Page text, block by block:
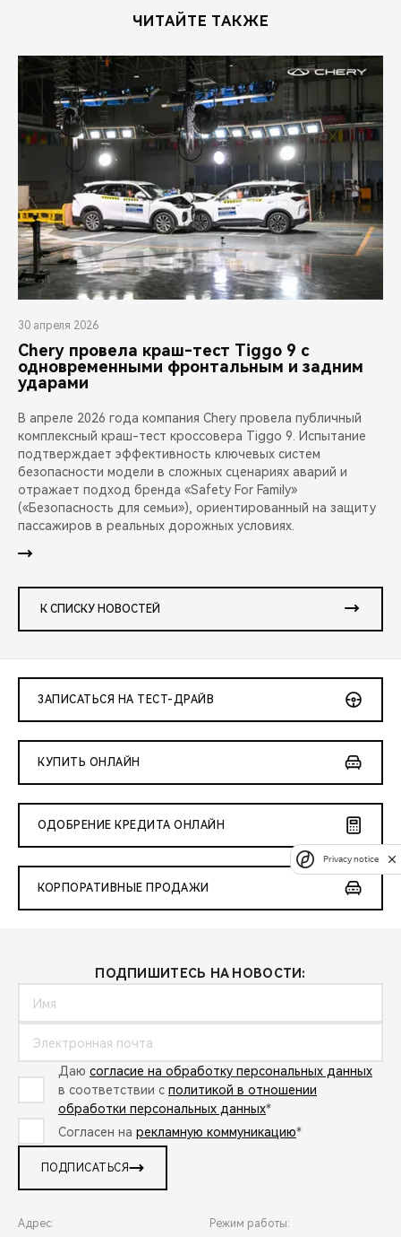
ЧИТАЙТЕ ТАКЖЕ
30 апреля 2026
Chery провела краш-тест Tiggo 9 с
одновременными фронтальным и задним
ударами
В апреле 2026 года компания Chery провела публичный
комплексный краш-тест кроссовера Tiggo 9. Испытание
подтверждает эффективность ключевых систем
безопасности модели в сложных сценариях аварий и
отражает подход бренда «Safety For Family»
(«Безопасность для семьи»), ориентированный на защиту
пассажиров в реальных дорожных условиях.
К СПИСКУ НОВОСТЕЙ
ЗАПИСАТЬСЯ НА ТЕСТ-ДРАЙВ
КУПИТЬ ОНЛАЙН
ОДОБРЕНИЕ КРЕДИТА ОНЛАЙН
КОРПОРАТИВНЫЕ ПРОДАЖИ
ПОДПИШИТЕСЬ НА НОВОСТИ:
Даю согласие на обработку персональных данных
в соответствии с политикой в отношении
обработки персональных данных*
Согласен на рекламную коммуникацию*
ПОДПИСАТЬСЯ
Адрес: Режим работы:
Privacy notice